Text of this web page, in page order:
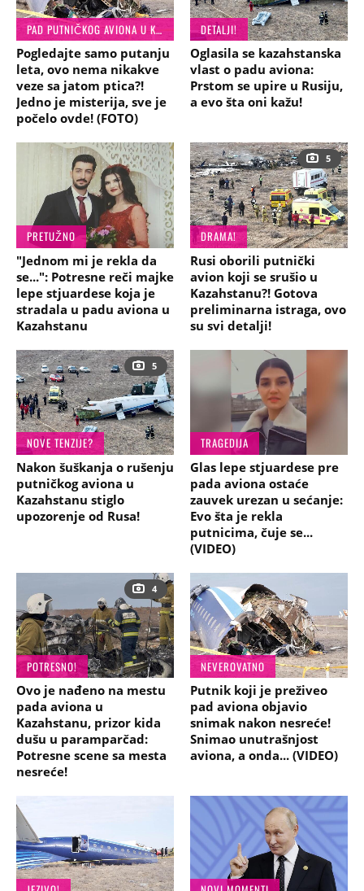
PAD PUTNIČKOG AVIONA U KAZAHSTANU
Pogledajte samo putanju
leta, ovo nema nikakve
veze sa jatom ptica?!
Jedno je misterija, sve je
počelo ovde! (FOTO)
DETALJI!
Oglasila se kazahstanska
vlast o padu aviona:
Prstom se upire u Rusiju,
a evo šta oni kažu!
PRETUŽNO
"Jednom mi je rekla da
se...": Potresne reči majke
lepe stjuardese koja je
stradala u padu aviona u
Kazahstanu
5
DRAMA!
Rusi oborili putnički
avion koji se srušio u
Kazahstanu?! Gotova
preliminarna istraga, ovo
su svi detalji!
5
NOVE TENZIJE?
Nakon šuškanja o rušenju
putničkog aviona u
Kazahstanu stiglo
upozorenje od Rusa!
TRAGEDIJA
Glas lepe stjuardese pre
pada aviona ostaće
zauvek urezan u sećanje:
Evo šta je rekla
putnicima, čuje se...
(VIDEO)
4
POTRESNO!
Ovo je nađeno na mestu
pada aviona u
Kazahstanu, prizor kida
dušu u paramparčad:
Potresne scene sa mesta
nesreće!
NEVEROVATNO
Putnik koji je preživeo
pad aviona objavio
snimak nakon nesreće!
Snimao unutrašnjost
aviona, a onda... (VIDEO)